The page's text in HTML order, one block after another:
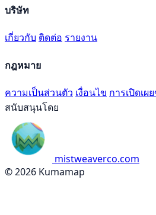
บริษัท
เกี่ยวกับ ติดต่อ รายงาน
กฎหมาย
ความเป็นส่วนตัว เงื่อนไข การเปิดเ
สนับสนุนโดย
mistweaverco.com
© 2026 Kumamap